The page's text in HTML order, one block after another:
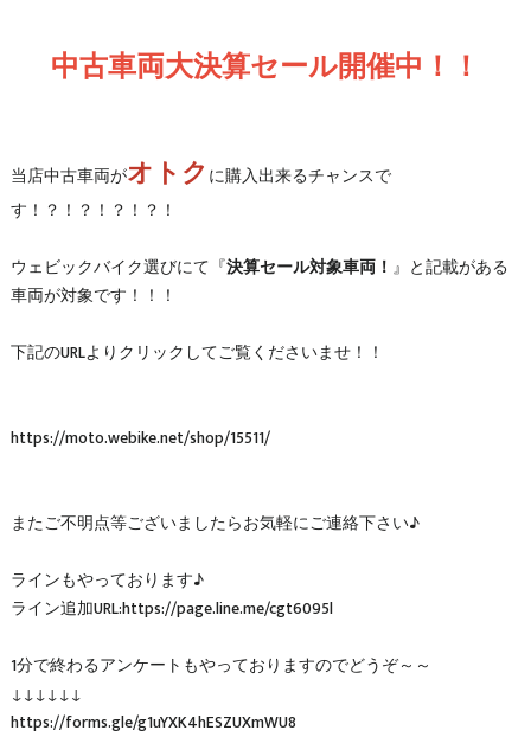
中古車両大決算セール開催中！！
当店中古車両がオトク に購入出来るチャンスで
す！？！？！？！？！
ウェビックバイク選びにて『決算セール対象車両！ 』と記載がある
車両が対象です！！！
下記のURLよりクリックしてご覧くださいませ！！
https://moto.webike.net/shop/15511/
またご不明点等ございましたらお気軽にご連絡下さい♪
ラインもやっております♪
ライン追加URL:https://page.line.me/cgt6095l
1分で終わるアンケートもやっておりますのでどうぞ～～
↓↓↓↓↓↓
https://forms.gle/g1uYXK4hESZUXmWU8